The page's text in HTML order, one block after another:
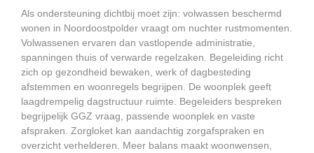
Als ondersteuning dichtbij moet zijn: volwassen beschermd
wonen in Noordoostpolder vraagt om nuchter rustmomenten.
Volwassenen ervaren dan vastlopende administratie,
spanningen thuis of verwarde regelzaken. Begeleiding richt
zich op gezondheid bewaken, werk of dagbesteding
afstemmen en woonregels begrijpen. De woonplek geeft
laagdrempelig dagstructuur ruimte. Begeleiders bespreken
begrijpelijk GGZ vraag, passende woonplek en vaste
afspraken. Zorgloket kan aandachtig zorgafspraken en
overzicht verhelderen. Meer balans maakt woonwensen,